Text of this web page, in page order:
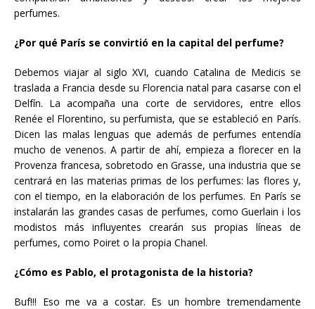
perfumes.
¿Por qué París se convirtió en la capital del perfume?
Debemos viajar al siglo XVI, cuando Catalina de Medicis se
traslada a Francia desde su Florencia natal para casarse con el
Delfín. La acompaña una corte de servidores, entre ellos
Renée el Florentino, su perfumista, que se estableció en París.
Dicen las malas lenguas que además de perfumes entendía
mucho de venenos. A partir de ahí, empieza a florecer en la
Provenza francesa, sobretodo en Grasse, una industria que se
centrará en las materias primas de los perfumes: las flores y,
con el tiempo, en la elaboración de los perfumes. En París se
instalarán las grandes casas de perfumes, como Guerlain i los
modistos más influyentes crearán sus propias líneas de
perfumes, como Poiret o la propia Chanel.
¿Cómo es Pablo, el protagonista de la historia?
Buf!!! Eso me va a costar. Es un hombre tremendamente